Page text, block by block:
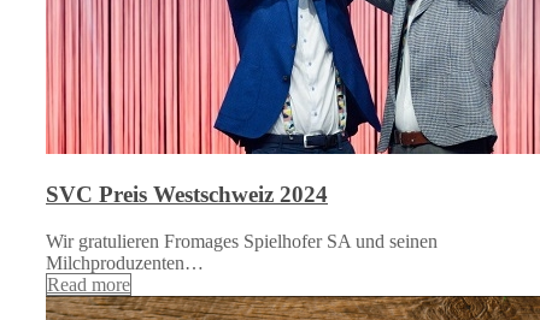
SVC Preis Westschweiz 2024
Wir gratulieren Fromages Spielhofer SA und seinen
Milchproduzenten…
Read more